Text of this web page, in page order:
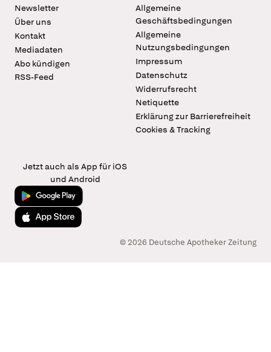
Newsletter
Über uns
Kontakt
Mediadaten
Abo kündigen
RSS-Feed
Allgemeine
Geschäftsbedingungen
Allgemeine
Nutzungsbedingungen
Impressum
Datenschutz
Widerrufsrecht
Netiquette
Erklärung zur Barrierefreiheit
Cookies & Tracking
Jetzt auch als App für iOS
und Android
Jetzt bei Google Play
Laden im App Store
© 2026 Deutsche Apotheker Zeitung